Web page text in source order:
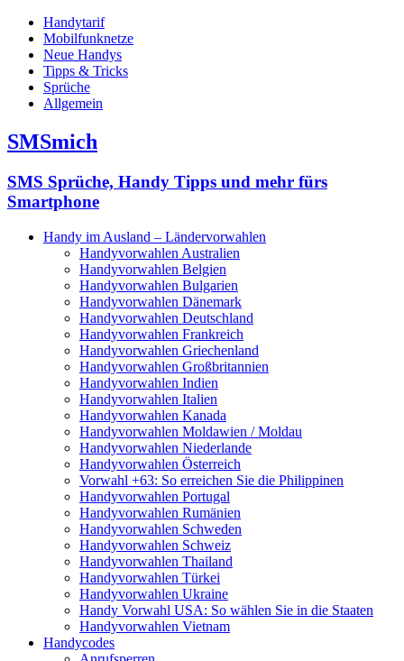
Handytarif
Mobilfunknetze
Neue Handys
Tipps & Tricks
Sprüche
Allgemein
SMSmich
SMS Sprüche, Handy Tipps und mehr fürs
Smartphone
Handy im Ausland – Ländervorwahlen
Handyvorwahlen Australien
Handyvorwahlen Belgien
Handyvorwahlen Bulgarien
Handyvorwahlen Dänemark
Handyvorwahlen Deutschland
Handyvorwahlen Frankreich
Handyvorwahlen Griechenland
Handyvorwahlen Großbritannien
Handyvorwahlen Indien
Handyvorwahlen Italien
Handyvorwahlen Kanada
Handyvorwahlen Moldawien / Moldau
Handyvorwahlen Niederlande
Handyvorwahlen Österreich
Vorwahl +63: So erreichen Sie die Philippinen
Handyvorwahlen Portugal
Handyvorwahlen Rumänien
Handyvorwahlen Schweden
Handyvorwahlen Schweiz
Handyvorwahlen Thailand
Handyvorwahlen Türkei
Handyvorwahlen Ukraine
Handy Vorwahl USA: So wählen Sie in die Staaten
Handyvorwahlen Vietnam
Handycodes